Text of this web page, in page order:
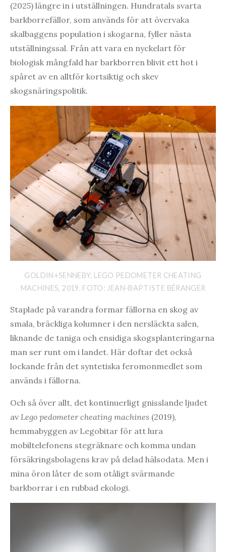
(2025) längre in i utställningen. Hundratals svarta
barkborrefällor, som används för att övervaka
skalbaggens population i skogarna, fyller nästa
utställningssal. Från att vara en nyckelart för
biologisk mångfald har barkborren blivit ett hot i
spåret av en alltför kortsiktig och skev
skogsnäringspolitik.
GOLDIN+SENNEBY, LEGO PEDOMETER CHEATING
MACHINES, 2019. FOTO: JEAN-BAPTISTE BÉRANGER
Staplade på varandra formar fällorna en skog av
smala, bräckliga kolumner i den nersläckta salen,
liknande de taniga och ensidiga skogsplanteringarna
man ser runt om i landet. Här doftar det också
lockande från det syntetiska feromonmedlet som
används i fällorna.
Och så över allt, det kontinuerligt gnisslande ljudet
av Lego pedometer cheating machines (2019),
hemmabyggen av Legobitar för att lura
mobiltelefonens stegräknare och komma undan
försäkringsbolagens krav på delad hälsodata. Men i
mina öron låter de som otåligt svärmande
barkborrar i en rubbad ekologi.